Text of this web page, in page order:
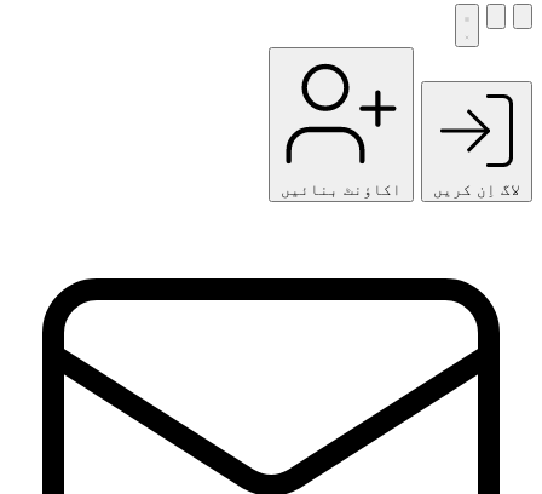
لاگ اِن کریں اکاؤنٹ بنائیں